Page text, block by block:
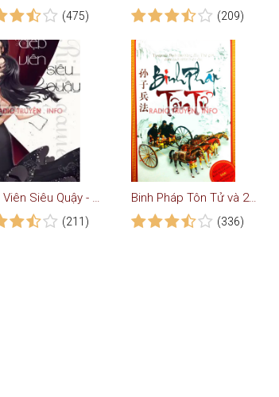
(475) (209)
Điệp Viên Siêu Quậy - Ngôn Tình
(211)
Binh Pháp Tôn Tử và 200 trận đánh nổi tiếng
(336)